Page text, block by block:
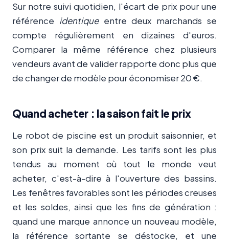
Sur notre suivi quotidien, l'écart de prix pour une
référence identiqueentre deux marchands se
compte régulièrement en dizaines d'euros.
Comparer la même référence chez plusieurs
vendeurs avant de valider rapporte donc plus que
de changer de modèle pour économiser 20 €.
Quand acheter : la saison fait le prix
Le robot de piscine est un produit saisonnier, et
son prix suit la demande. Les tarifs sont les plus
tendus au moment où tout le monde veut
acheter, c'est-à-dire à l'ouverture des bassins.
Les fenêtres favorables sont les périodes creuses
et les soldes, ainsi que les fins de génération :
quand une marque annonce un nouveau modèle,
la référence sortante se déstocke, et une